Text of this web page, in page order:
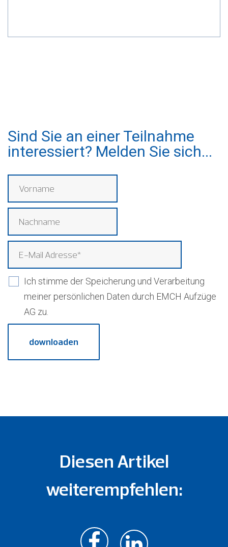
Sind Sie an einer Teilnahme
interessiert? Melden Sie sich...
Ich stimme der Speicherung und Verarbeitung
meiner persönlichen Daten durch EMCH Aufzüge
AG zu.
Diesen Artikel
weiterempfehlen: